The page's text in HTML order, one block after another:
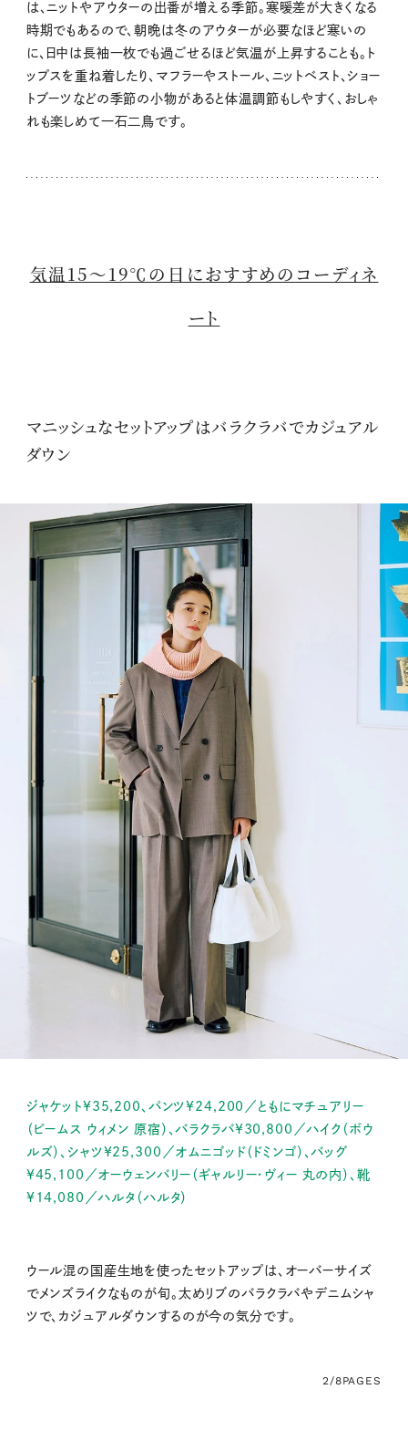
は、ニットやアウターの出番が増える季節。寒暖差が大きくなる
時期でもあるので、朝晩は冬のアウターが必要なほど寒いの
に、日中は長袖一枚でも過ごせるほど気温が上昇することも。ト
ップスを重ね着したり、マフラーやストール、ニットベスト、ショー
トブーツなどの季節の小物があると体温調節もしやすく、おしゃ
れも楽しめて一石二鳥です。
気温15～19℃の日におすすめのコーディネ
ート
マニッシュなセットアップはバラクラバでカジュアル
ダウン
ジャケット¥35,200、パンツ¥24,200／ともにマチュアリー
（ビームス ウィメン 原宿）、バラクラバ¥30,800／ハイク（ボウ
ルズ）、シャツ¥25,300／オムニゴッド（ドミンゴ）、バッグ
¥45,100／オーウェンバリー（ギャルリー・ヴィー 丸の内）、靴
¥14,080／ハルタ（ハルタ）
ウール混の国産生地を使ったセットアップは、オーバーサイズ
でメンズライクなものが旬。太めリブのバラクラバやデニムシャ
ツで、カジュアルダウンするのが今の気分です。
2/8PAGES